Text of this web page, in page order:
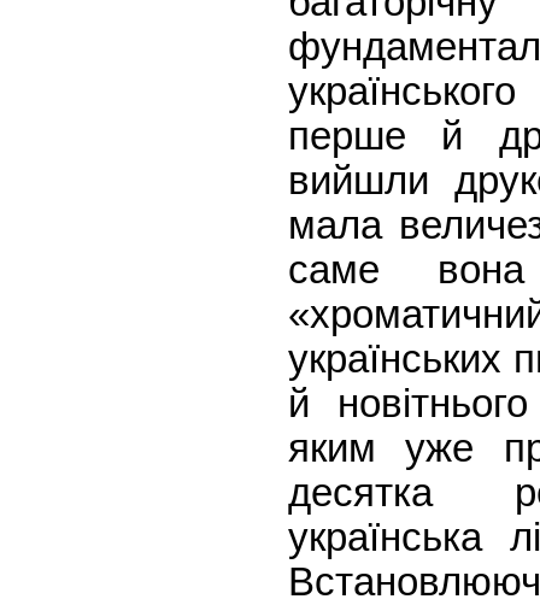
перше й
вийшли
мала
саме
українських
й
яким уже
десятка
українська